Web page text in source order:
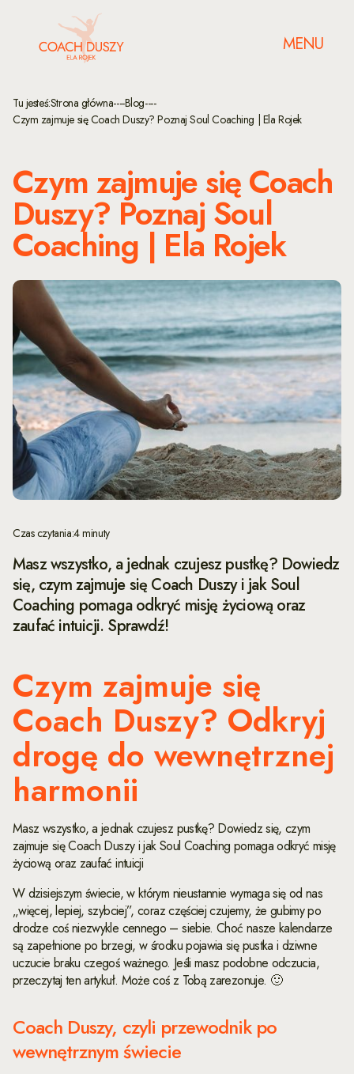
MENU
Tu jesteś:Strona główna----Blog----
Czym zajmuje się Coach Duszy? Poznaj Soul Coaching | Ela Rojek
Czym zajmuje się Coach
Duszy? Poznaj Soul
Coaching | Ela Rojek
Czas czytania:4 minuty
Masz wszystko, a jednak czujesz pustkę? Dowiedz
się, czym zajmuje się Coach Duszy i jak Soul
Coaching pomaga odkryć misję życiową oraz
zaufać intuicji. Sprawdź!
Czym zajmuje się
Coach Duszy? Odkryj
drogę do wewnętrznej
harmonii
Masz wszystko, a jednak czujesz pustkę? Dowiedz się, czym
zajmuje się Coach Duszy i jak Soul Coaching pomaga odkryć misję
życiową oraz zaufać intuicji
W dzisiejszym świecie, w którym nieustannie wymaga się od nas
„więcej, lepiej, szybciej”, coraz częściej czujemy, że gubimy po
drodze coś niezwykle cennego – siebie. Choć nasze kalendarze
są zapełnione po brzegi, w środku pojawia się pustka i dziwne
uczucie braku czegoś ważnego. Jeśli masz podobne odczucia,
przeczytaj ten artykuł. Może coś z Tobą zarezonuje. 🙂
Coach Duszy, czyli przewodnik po
wewnętrznym świecie